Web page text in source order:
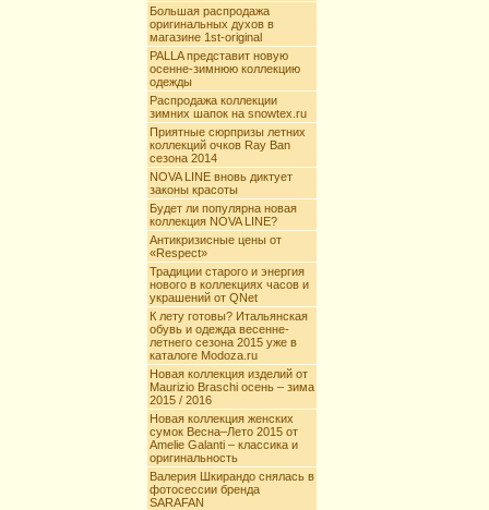
Большая распродажа
оригинальных духов в
магазине 1st-original
PALLA представит новую
осенне-зимнюю коллекцию
одежды
Распродажа коллекции
зимних шапок на snowtex.ru
Приятные сюрпризы летних
коллекций очков Ray Ban
сезона 2014
NOVA LINE вновь диктует
законы красоты
Будет ли популярна новая
коллекция NOVA LINE?
Антикризисные цены от
«Respect»
Традиции старого и энергия
нового в коллекциях часов и
украшений от QNet
К лету готовы? Итальянская
обувь и одежда весенне-
летнего сезона 2015 уже в
каталоге Modoza.ru
Новая коллекция изделий от
Maurizio Braschi осень – зима
2015 / 2016
Новая коллекция женских
сумок Весна–Лето 2015 от
Amelie Galanti – классика и
оригинальность
Валерия Шкирандо снялась в
фотосессии бренда
SARAFAN